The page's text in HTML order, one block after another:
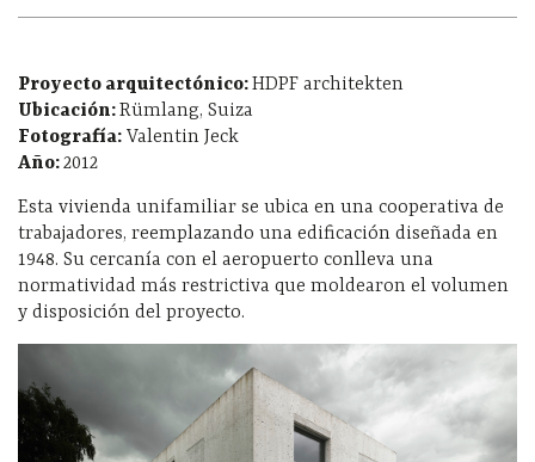
Proyecto arquitectónico:HDPF architekten
Ubicación:Rümlang, Suiza
Fotografía: Valentin Jeck
Año:2012
Esta vivienda unifamiliar se ubica en una cooperativa de
trabajadores, reemplazando una edificación diseñada en
1948. Su cercanía con el aeropuerto conlleva una
normatividad más restrictiva que moldearon el volumen
y disposición del proyecto.